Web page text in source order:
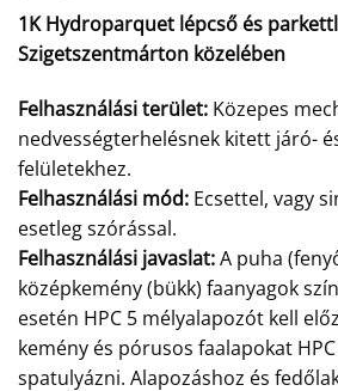
1K Hydroparquet lépcső és
Szigetszentmárton közelében
Felhasználási terület: Közepes
nedvességterhelésnek kitett járó-
felületekhez.
Felhasználási mód: Ecsettel, vagy
esetleg szórással.
Felhasználási javaslat:A puha
középkemény (bükk) faanyagok
esetén HPC 5 mélyalapozót kell
kemény és pórusos faalapokat
spatulyázni. Alapozáshoz és